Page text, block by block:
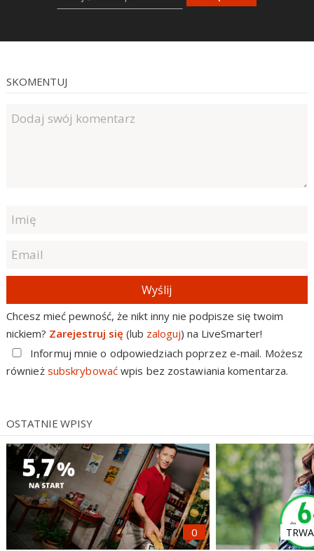
SKOMENTUJ
Wyślij
Chcesz mieć pewność, że nikt inny nie podpisze się twoim
nickiem? Zarejestruj się (lub zaloguj) na LiveSmarter!
Informuj mnie o odpowiedziach poprzez e-mail. Możesz
również subskrybowaćwpis bez zostawiania komentarza.
OSTATNIE WPISY